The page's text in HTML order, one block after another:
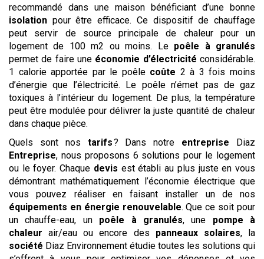
recommandé dans une maison bénéficiant d’une bonne
isolation pour être efficace. Ce dispositif de chauffage
peut servir de source principale de chaleur pour un
logement de 100 m2 ou moins. Le poêle à granulés
permet de faire une économie d’électricité considérable.
1 calorie apportée par le poêle coûte 2 à 3 fois moins
d’énergie que l’électricité. Le poêle n’émet pas de gaz
toxiques à l’intérieur du logement. De plus, la température
peut être modulée pour délivrer la juste quantité de chaleur
dans chaque pièce.
Quels sont nos tarifs? Dans notre entreprise Diaz
Entreprise, nous proposons 6 solutions pour le logement
ou le foyer. Chaque devis est établi au plus juste en vous
démontrant mathématiquement l’économie électrique que
vous pouvez réaliser en faisant installer un de nos
équipements en énergie renouvelable. Que ce soit pour
un chauffe-eau, un poêle à granulés, une pompe à
chaleur air/eau ou encore des panneaux solaires, la
société Diaz Environnement étudie toutes les solutions qui